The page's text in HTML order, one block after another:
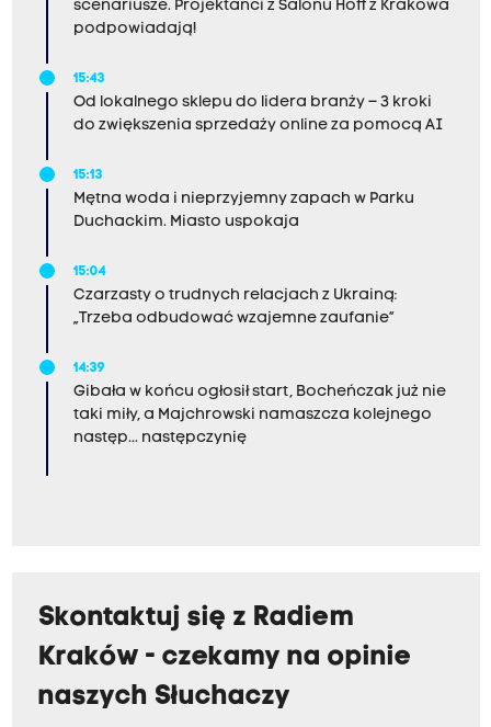
scenariusze. Projektanci z Salonu Hoff z Krakowa
podpowiadają!
15:43
Od lokalnego sklepu do lidera branży – 3 kroki
do zwiększenia sprzedaży online za pomocą AI
15:13
Mętna woda i nieprzyjemny zapach w Parku
Duchackim. Miasto uspokaja
15:04
Czarzasty o trudnych relacjach z Ukrainą:
„Trzeba odbudować wzajemne zaufanie”
14:39
Gibała w końcu ogłosił start, Bocheńczak już nie
taki miły, a Majchrowski namaszcza kolejnego
następ... następczynię
Skontaktuj się z Radiem
Kraków - czekamy na opinie
naszych Słuchaczy